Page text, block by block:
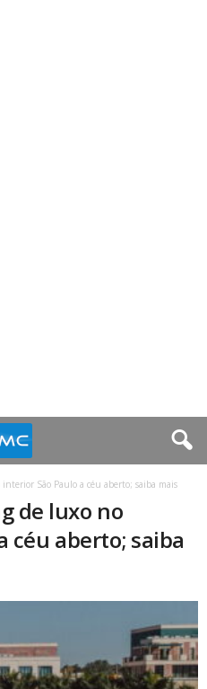
São Paulo a céu aberto; saiba mais
de luxo no
céu aberto; saiba